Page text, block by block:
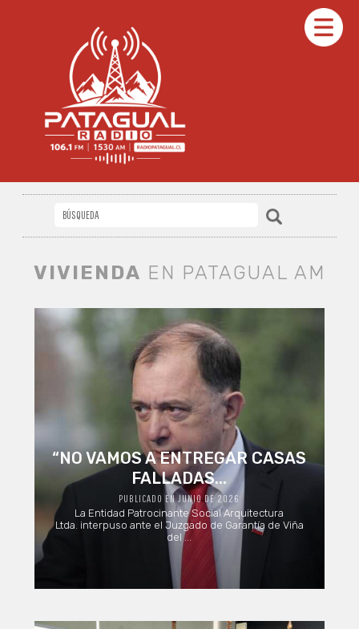
VIVIENDA EN PATAGUAL AM
“NO VAMOS A ENTREGAR CASAS
FALLADAS...
PUBLICADO EN JUNIO DE 2026
La Entidad Patrocinante Social Arquitectura
Ltda. interpuso ante el Juzgado de Garantía de Viña
del ...